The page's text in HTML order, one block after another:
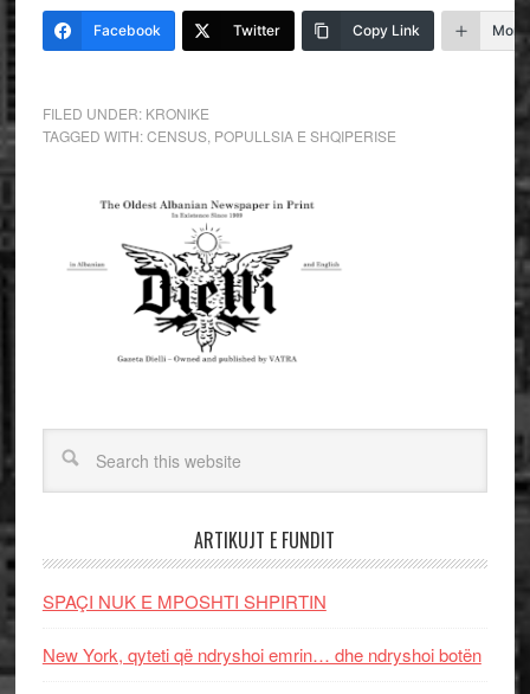
Facebook Twitter Copy Link More
FILED UNDER: KRONIKE
TAGGED WITH:CENSUS, POPULLSIA E SHQIPERISE
ARTIKUJT E FUNDIT
SPAÇI NUK E MPOSHTI SHPIRTIN
New York, qyteti që ndryshoi emrin… dhe ndryshoi botën